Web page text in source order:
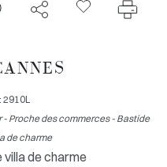
2910L
Proche des commerces - Bastide
de charme
villa de charme